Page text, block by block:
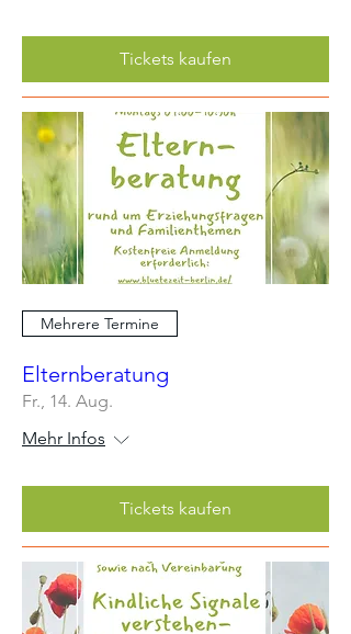
Tickets kaufen
Mehrere Termine
Elternberatung
Fr., 14. Aug.
Mehr Infos
Tickets kaufen